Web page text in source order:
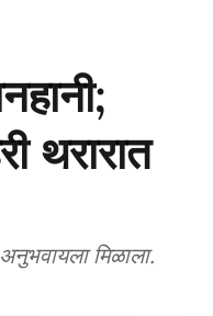
थरारात
मिळाला.